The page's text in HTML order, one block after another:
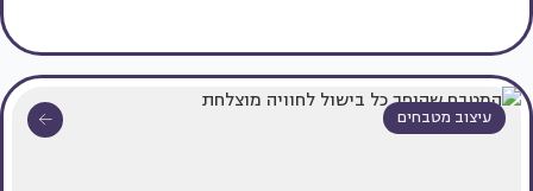
עיצוב מטבחים